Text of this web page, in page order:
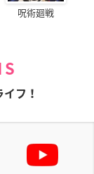
呪術廻戦
フ！